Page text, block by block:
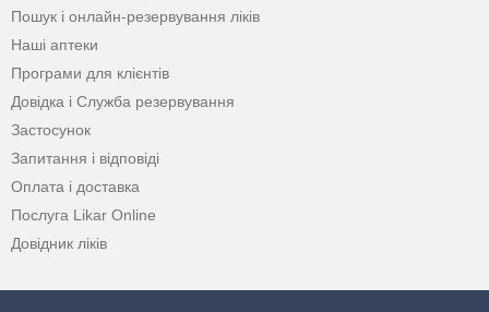
Пошук і онлайн-резервування ліків
Наші аптеки
Програми для клієнтів
Довідка і Служба резервування
Застосунок
Запитання і відповіді
Оплата і доставка
Послуга Likar Online
Довідник ліків